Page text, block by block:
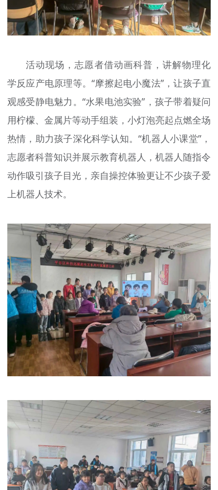
活动现场，志愿者借动画科普，讲解物理化
学反应产电原理等。“摩擦起电小魔法”，让孩子直
观感受静电魅力。“水果电池实验”，孩子带着疑问
用柠檬、金属片等动手组装，小灯泡亮起点燃全场
热情，助力孩子深化科学认知。“机器人小课堂”，
志愿者科普知识并展示教育机器人，机器人随指令
动作吸引孩子目光，亲自操控体验更让不少孩子爱
上机器人技术。